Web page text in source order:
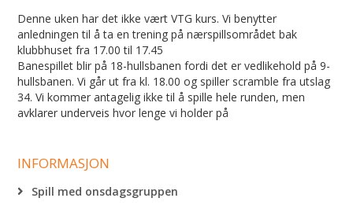
Denne uken har det ikke vært VTG kurs. Vi benytter
anledningen til å ta en trening på nærspillsområdet bak
klubbhuset fra 17.00 til 17.45
Banespillet blir på 18-hullsbanen fordi det er vedlikehold på 9-
hullsbanen. Vi går ut fra kl. 18.00 og spiller scramble fra utslag
34. Vi kommer antagelig ikke til å spille hele runden, men
avklarer underveis hvor lenge vi holder på
INFORMASJON
Spill med onsdagsgruppen